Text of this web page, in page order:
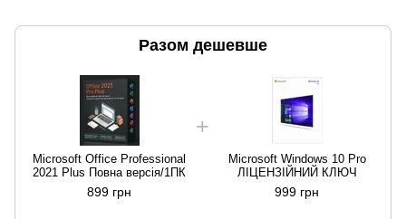
Разом дешевше
Microsoft Office Professional
2021 Plus Повна версія/1ПК
899 грн
Microsoft Windows 10 Pro
ЛІЦЕНЗІЙНИЙ КЛЮЧ
999 грн